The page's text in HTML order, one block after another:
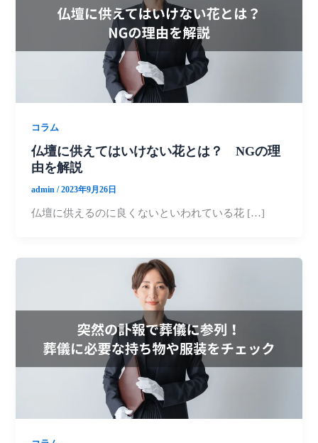
コラム
仏壇に供えてはいけない花とは？ NGの理
由を解説
admin/2023年9月26日
仏壇に供えるのに良くないといわれている花 […]